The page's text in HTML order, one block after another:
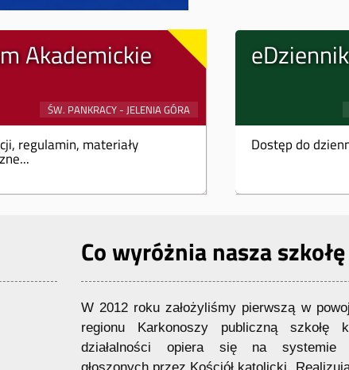
Akademickie
regulamin, materiały
eDziennik
Dostęp do
Co wyróżnia nasza szkołę
W 2012 roku założyliśmy pierwszą w
regionu Karkonoszy publiczną szkołę
działalności opiera się na systemie